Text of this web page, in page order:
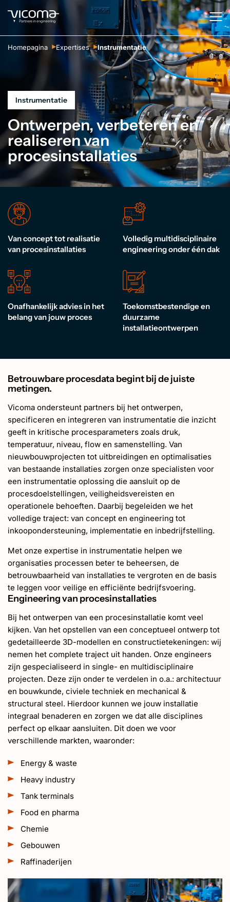
Homepagina Expertises Instrumentatie
Instrumentatie
Ontwerpen, verbeteren en
realiseren van
procesinstallaties
Van concept tot realisatie
van procesinstallaties
Volledig multidisciplinaire
engineering onder één dak
Onafhankelijk advies in het
belang van jouw proces
Toekomstbestendige en
duurzame
installatieontwerpen
Betrouwbare procesdata begint bij de juiste
metingen.
Vicoma ondersteunt partners bij het ontwerpen,
specificeren en integreren van instrumentatie die inzicht
geeft in kritische procesparameters zoals druk,
temperatuur, niveau, flow en samenstelling. Van
nieuwbouwprojecten tot uitbreidingen en optimalisaties
van bestaande installaties zorgen onze specialisten voor
een instrumentatie oplossing die aansluit op de
procesdoelstellingen, veiligheidsvereisten en
operationele behoeften. Daarbij begeleiden we het
volledige traject: van concept en engineering tot
inkoopondersteuning, implementatie en inbedrijfstelling.
Met onze expertise in instrumentatie helpen we
organisaties processen beter te beheersen, de
betrouwbaarheid van installaties te vergroten en de basis
te leggen voor veilige en efficiënte bedrijfsvoering.
Engineering van procesinstallaties
Bij het ontwerpen van een procesinstallatie komt veel
kijken. Van het opstellen van een conceptueel ontwerp tot
gedetailleerde 3D-modellen en constructietekeningen: wij
nemen het complete traject uit handen. Onze engineers
zijn gespecialiseerd in single- en multidisciplinaire
projecten. Deze zijn onder te verdelen in o.a.: architectuur
en bouwkunde, civiele techniek en mechanical &
structural steel. Hierdoor kunnen we jouw installatie
integraal benaderen en zorgen we dat alle disciplines
perfect op elkaar aansluiten. Dit doen we voor
verschillende markten, waaronder:
Energy & waste
Heavy industry
Tank terminals
Food en pharma
Chemie
Gebouwen
Raffinaderijen